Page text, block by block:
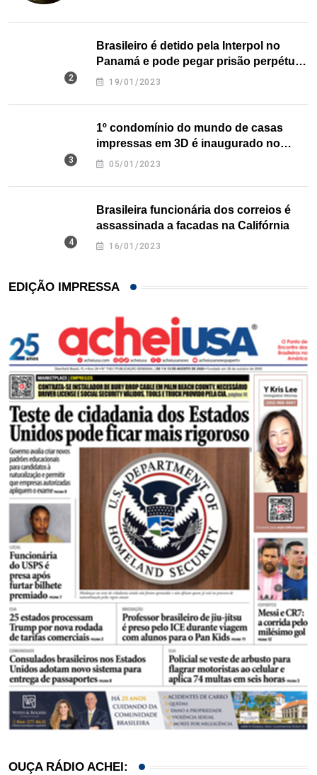
Brasileiro é detido pela Interpol no
Panamá e pode pegar prisão perpétua
nos EUA
19/01/2023
1º condomínio do mundo de casas
impressas em 3D é inaugurado no
Texas
05/01/2023
Brasileira funcionária dos correios é
assassinada a facadas na Califórnia
16/01/2023
EDIÇÃO IMPRESSA
OUÇA RÁDIO ACHEI: